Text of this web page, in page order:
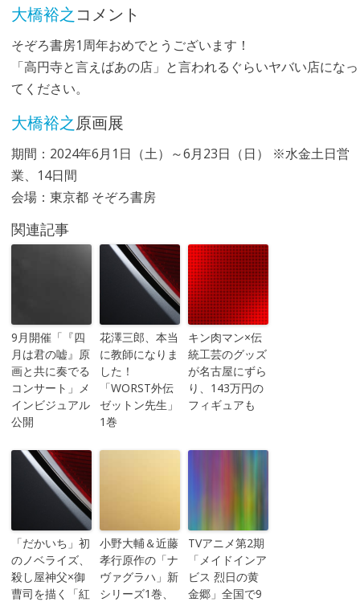
大橋裕之 コメント
そぞろ書房1周年おめでとうございます！
「高円寺と言えばあの店」と言われるぐらいヤバい店になっ
てください。
大橋裕之原画展
期間：2024年6月1日（土）～6月23日（日） ※水金土日営
業、14日間
会場：東京都 そぞろ書房
関連記事
9月開催「『四
月は君の嘘』原
画と共に奏でる
コンサート」メ
インビジュアル
公開
花澤三郎、本当
に教師になりま
した！
「WORST外伝
ゼットン先生」
1巻
キン肉マン×伝
統工芸のグッズ
が名古屋にずら
り、143万円の
フィギュアも
「だかいち」初
のノベライズ、
殺し屋神父×御
曹司を描く「紅
小野大輔＆近藤
孝行原作の「ナ
ヴァグラハ」新
シリーズ1巻、
TVアニメ第2期
「メイドインア
ビス 烈日の黄
金郷」全国で9